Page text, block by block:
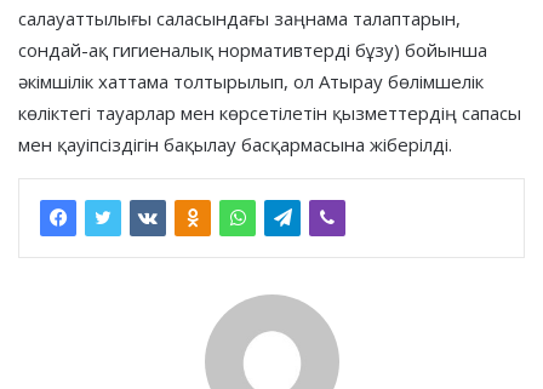
салауаттылығы саласындағы заңнама талаптарын,
сондай-ақ гигиеналық нормативтерді бұзу) бойынша
әкімшілік хаттама толтырылып, ол Атырау бөлімшелік
көліктегі тауарлар мен көрсетілетін қызметтердің сапасы
мен қауіпсіздігін бақылау басқармасына жіберілді.